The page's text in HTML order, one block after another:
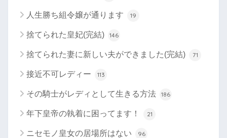
人生勝ち組令嬢が通ります 19
捨てられた皇妃(完結) 146
捨てられた妻に新しい夫ができました(完結) 71
接近不可レディー 113
その騎士がレディとして生きる方法 186
年下皇帝の執着に困ってます！ 21
ニセモノ皇女の居場所はない 96